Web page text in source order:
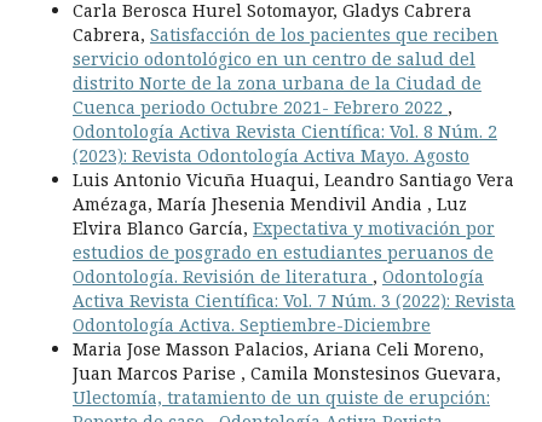
Carla Berosca Hurel Sotomayor, Gladys Cabrera
Cabrera, Satisfacción de los pacientes que reciben
servicio odontológico en un centro de salud del
distrito Norte de la zona urbana de la Ciudad de
Cuenca periodo Octubre 2021- Febrero 2022 ,
Odontología Activa Revista Científica: Vol. 8 Núm. 2
(2023): Revista Odontología Activa Mayo. Agosto
Luis Antonio Vicuña Huaqui, Leandro Santiago Vera
Amézaga, María Jhesenia Mendivil Andia , Luz
Elvira Blanco García, Expectativa y motivación por
estudios de posgrado en estudiantes peruanos de
Odontología. Revisión de literatura , Odontología
Activa Revista Científica: Vol. 7 Núm. 3 (2022): Revista
Odontología Activa. Septiembre-Diciembre
Maria Jose Masson Palacios, Ariana Celi Moreno,
Juan Marcos Parise , Camila Monstesinos Guevara,
Ulectomía, tratamiento de un quiste de erupción: